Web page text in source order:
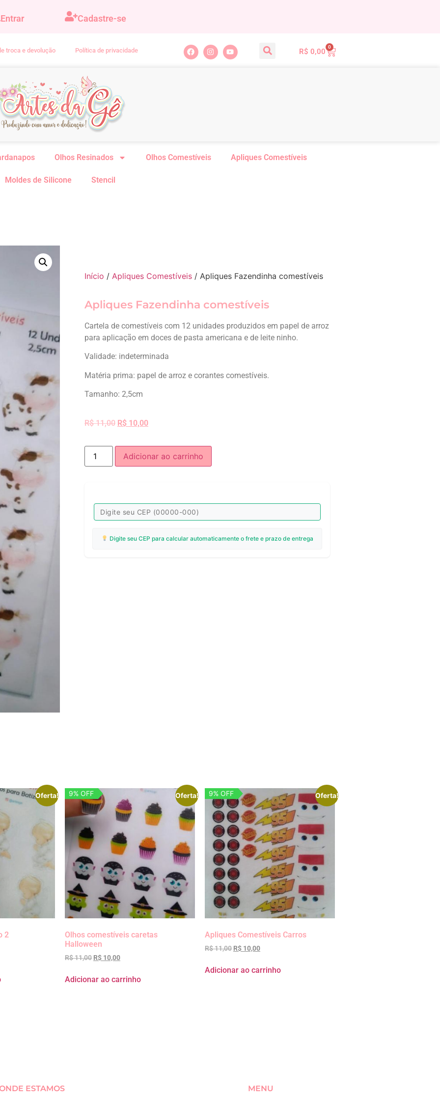
Entrar Cadastre-se
troca e devolução Política de privacidade R$ 0,00
0
Olhos Resinados Olhos Comestíveis Apliques Comestíveis
Moldes de Silicone Stencil
Início / Apliques Comestíveis / Apliques Fazendinha comestíveis
Apliques Fazendinha comestíveis
Cartela de comestíveis com 12 unidades produzidos em papel de arroz
para aplicação em doces de pasta americana e de leite ninho.
Validade: indeterminada
Matéria prima: papel de arroz e corantes comestíveis.
Tamanho: 2,5cm
R$11,00 R$ 10,00
Adicionar ao carrinho
Digite seu CEP para calcular automaticamente o frete e prazo de entrega
Oferta!
2
Oferta!
9% OFF
Olhos comestíveis caretas
Halloween
R$11,00 R$ 10,00
Adicionar ao carrinho
Oferta!
9% OFF
Apliques Comestíveis Carros
R$11,00 R$ 10,00
Adicionar ao carrinho
ESTAMOS MENU